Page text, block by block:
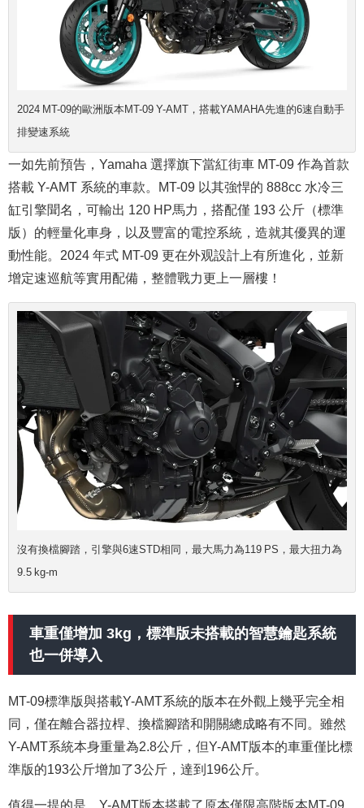
2024 MT-09的歐洲版本MT-09 Y-AMT，搭載YAMAHA先進的6速自動手
排變速系統
一如先前預告，Yamaha 選擇旗下當紅街車 MT-09 作為首款
搭載 Y-AMT 系統的車款。MT-09 以其強悍的 888cc 水冷三
缸引擎聞名，可輸出 120 HP馬力，搭配僅 193 公斤（標準
版）的輕量化車身，以及豐富的電控系統，造就其優異的運
動性能。2024 年式 MT-09 更在外观設計上有所進化，並新
增定速巡航等實用配備，整體戰力更上一層樓！
沒有換檔腳踏，引擎與6速STD相同，最大馬力為119 PS，最大扭力為
9.5 kg-m
車重僅增加 3kg，標準版未搭載的智慧鑰匙系統
也一併導入
MT-09標準版與搭載Y-AMT系統的版本在外觀上幾乎完全相
同，僅在離合器拉桿、換檔腳踏和開關總成略有不同。雖然
Y-AMT系統本身重量為2.8公斤，但Y-AMT版本的車重僅比標
準版的193公斤增加了3公斤，達到196公斤。
值得一提的是，Y-AMT版本搭載了原本僅限高階版本MT-09